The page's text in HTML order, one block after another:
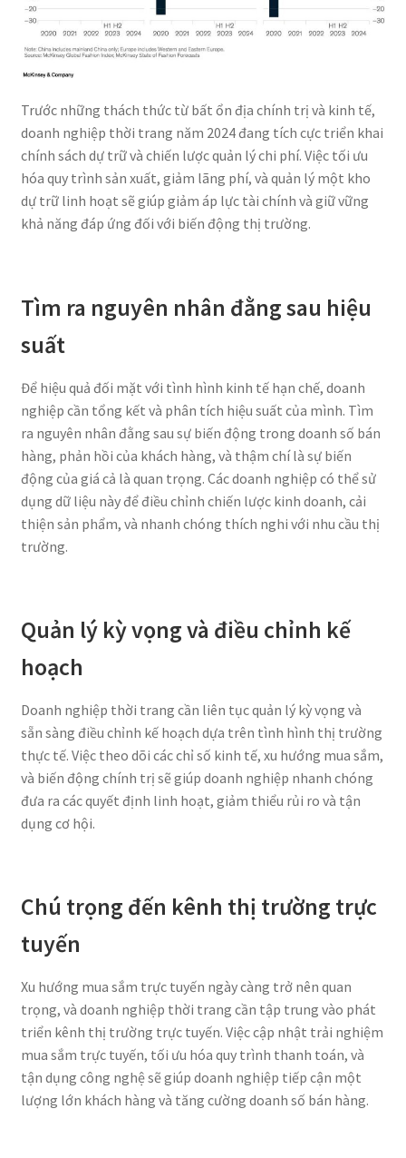
Trước những thách thức từ bất ổn địa chính trị và kinh tế,
doanh nghiệp thời trang năm 2024 đang tích cực triển khai
chính sách dự trữ và chiến lược quản lý chi phí. Việc tối ưu
hóa quy trình sản xuất, giảm lãng phí, và quản lý một kho
dự trữ linh hoạt sẽ giúp giảm áp lực tài chính và giữ vững
khả năng đáp ứng đối với biến động thị trường.
Tìm ra nguyên nhân đằng sau hiệu
suất
Để hiệu quả đối mặt với tình hình kinh tế hạn chế, doanh
nghiệp cần tổng kết và phân tích hiệu suất của mình. Tìm
ra nguyên nhân đằng sau sự biến động trong doanh số bán
hàng, phản hồi của khách hàng, và thậm chí là sự biến
động của giá cả là quan trọng. Các doanh nghiệp có thể sử
dụng dữ liệu này để điều chỉnh chiến lược kinh doanh, cải
thiện sản phẩm, và nhanh chóng thích nghi với nhu cầu thị
trường.
Quản lý kỳ vọng và điều chỉnh kế
hoạch
Doanh nghiệp thời trang cần liên tục quản lý kỳ vọng và
sẵn sàng điều chỉnh kế hoạch dựa trên tình hình thị trường
thực tế. Việc theo dõi các chỉ số kinh tế, xu hướng mua sắm,
và biến động chính trị sẽ giúp doanh nghiệp nhanh chóng
đưa ra các quyết định linh hoạt, giảm thiểu rủi ro và tận
dụng cơ hội.
Chú trọng đến kênh thị trường trực
tuyến
Xu hướng mua sắm trực tuyến ngày càng trở nên quan
trọng, và doanh nghiệp thời trang cần tập trung vào phát
triển kênh thị trường trực tuyến. Việc cập nhật trải nghiệm
mua sắm trực tuyến, tối ưu hóa quy trình thanh toán, và
tận dụng công nghệ sẽ giúp doanh nghiệp tiếp cận một
lượng lớn khách hàng và tăng cường doanh số bán hàng.